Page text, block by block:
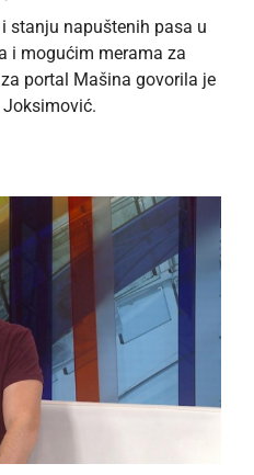
stanju napuštenih pasa u
i mogućim merama za
portal Mašina govorila je